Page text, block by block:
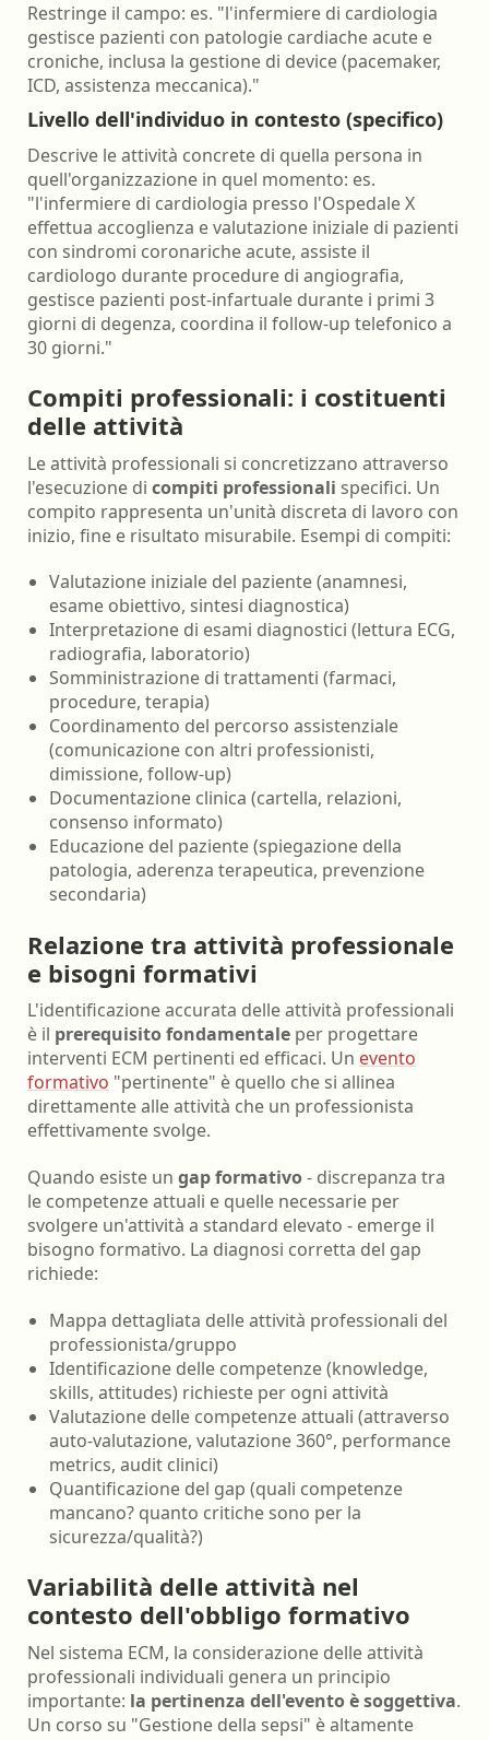
Restringe il campo: es. "l'infermiere di cardiologia
gestisce pazienti con patologie cardiache acute e
croniche, inclusa la gestione di device (pacemaker,
ICD, assistenza meccanica)."
Livello dell'individuo in contesto (specifico)
Descrive le attività concrete di quella persona in
quell'organizzazione in quel momento: es.
"l'infermiere di cardiologia presso l'Ospedale X
effettua accoglienza e valutazione iniziale di pazienti
con sindromi coronariche acute, assiste il
cardiologo durante procedure di angiografia,
gestisce pazienti post-infartuale durante i primi 3
giorni di degenza, coordina il follow-up telefonico a
30 giorni."
Compiti professionali: i costituenti
delle attività
Le attività professionali si concretizzano attraverso
l'esecuzione di compiti professionali specifici. Un
compito rappresenta un'unità discreta di lavoro con
inizio, fine e risultato misurabile. Esempi di compiti:
Valutazione iniziale del paziente (anamnesi,
esame obiettivo, sintesi diagnostica)
Interpretazione di esami diagnostici (lettura ECG,
radiografia, laboratorio)
Somministrazione di trattamenti (farmaci,
procedure, terapia)
Coordinamento del percorso assistenziale
(comunicazione con altri professionisti,
dimissione, follow-up)
Documentazione clinica (cartella, relazioni,
consenso informato)
Educazione del paziente (spiegazione della
patologia, aderenza terapeutica, prevenzione
secondaria)
Relazione tra attività professionale
e bisogni formativi
L'identificazione accurata delle attività professionali
è il prerequisito fondamentale per progettare
interventi ECM pertinenti ed efficaci. Un evento
formativo "pertinente" è quello che si allinea
direttamente alle attività che un professionista
effettivamente svolge.
Quando esiste un gap formativo- discrepanza tra
le competenze attuali e quelle necessarie per
svolgere un'attività a standard elevato - emerge il
bisogno formativo. La diagnosi corretta del gap
richiede:
Mappa dettagliata delle attività professionali del
professionista/gruppo
Identificazione delle competenze (knowledge,
skills, attitudes) richieste per ogni attività
Valutazione delle competenze attuali (attraverso
auto-valutazione, valutazione 360°, performance
metrics, audit clinici)
Quantificazione del gap (quali competenze
mancano? quanto critiche sono per la
sicurezza/qualità?)
Variabilità delle attività nel
contesto dell'obbligo formativo
Nel sistema ECM, la considerazione delle attività
professionali individuali genera un principio
importante: la pertinenza dell'evento è soggettiva.
Un corso su "Gestione della sepsi" è altamente